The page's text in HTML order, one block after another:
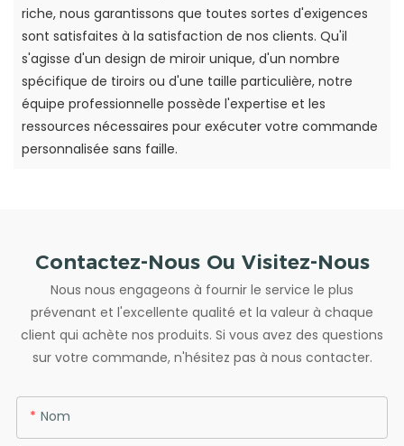
riche, nous garantissons que toutes sortes d'exigences
sont satisfaites à la satisfaction de nos clients. Qu'il
s'agisse d'un design de miroir unique, d'un nombre
spécifique de tiroirs ou d'une taille particulière, notre
équipe professionnelle possède l'expertise et les
ressources nécessaires pour exécuter votre commande
personnalisée sans faille.
Contactez-Nous Ou Visitez-Nous
Nous nous engageons à fournir le service le plus
prévenant et l'excellente qualité et la valeur à chaque
client qui achète nos produits. Si vous avez des questions
sur votre commande, n'hésitez pas à nous contacter.
Nom